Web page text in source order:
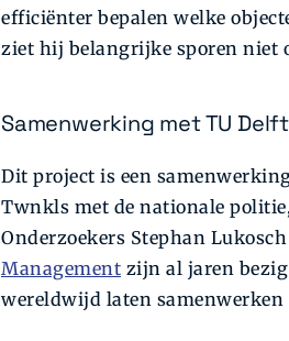
efficiënter bepalen welke
ziet hij belangrijke sporen niet
Samenwerking met TU Delft
Dit project is een
Twnkls met de nationale
Onderzoekers Stephan
Management zijn al jaren bezig
wereldwijd laten